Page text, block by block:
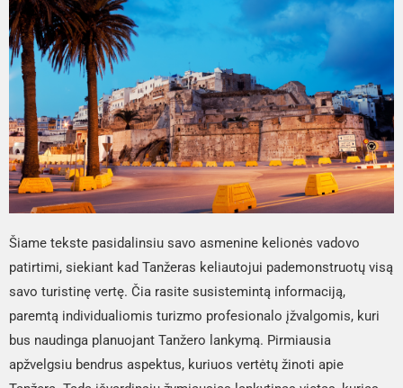
Šiame tekste pasidalinsiu savo asmenine kelionės vadovo
patirtimi, siekiant kad Tanžeras keliautojui pademonstruotų visą
savo turistinę vertę. Čia rasite susistemintą informaciją,
paremtą individualiomis turizmo profesionalo įžvalgomis, kuri
bus naudinga planuojant Tanžero lankymą. Pirmiausia
apžvelgsiu bendrus aspektus, kuriuos vertėtų žinoti apie